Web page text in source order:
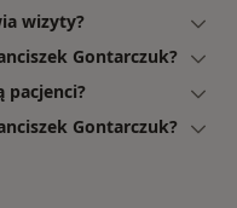
wizyty?
Gontarczuk?
pacjenci?
Gontarczuk?